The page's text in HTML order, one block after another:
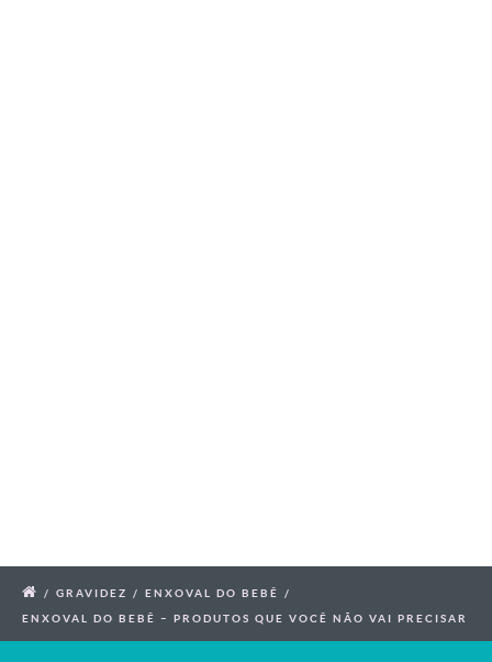
/ GRAVIDEZ / ENXOVAL DO BEBÊ /
ENXOVAL DO BEBÊ – PRODUTOS QUE VOCÊ NÃO VAI PRECISAR